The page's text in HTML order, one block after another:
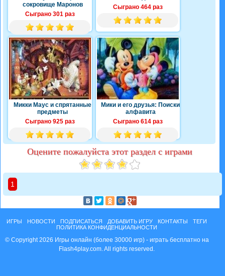
сокровище Маронов
Сыграно 301 раз
Сыграно 464 раз
Микки Маус и спрятанные
предметы
Сыграно 925 раз
Мики и его друзья: Поиски
алфавита
Сыграно 614 раз
Оцените пожалуйста этот раздел с играми
1
ИГРЫ НОВОСТИ ПОДПИСАТЬСЯ ДОБАВИТЬ ИГРУ КОНТАКТЫ
ТЕГИ
ПОЛИТИКА КОНФИДЕНЦИАЛЬНОСТИ
© Copyright 2026 Игры онлайн (более 30000 игр) - играть бесплатно на
Flash4play.com. All rights reserved.